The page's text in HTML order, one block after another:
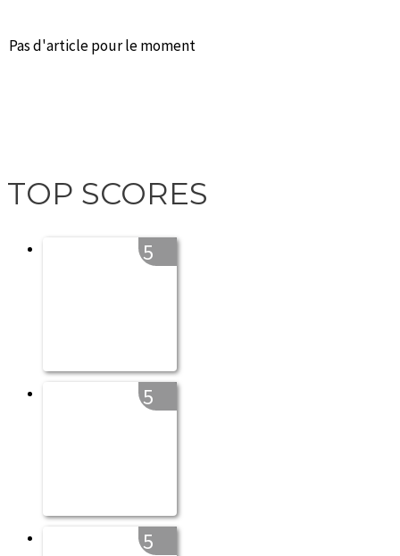
Pas d'article pour le moment
TOP SCORES
5
5
5